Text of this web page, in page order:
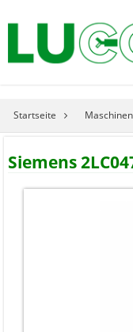
Startseite
Siemens